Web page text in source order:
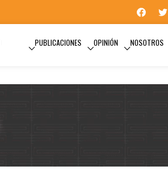
PUBLICACIONES OPINIÓN NOSOTROS